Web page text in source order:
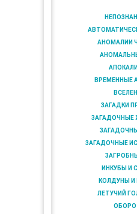
АНОМАЛИИ
ВРЕМЕННЫЕ
ЗАГАДКИ
ЗАГАДОЧНЫЕ
ЗАГАДОЧНЫЕ
ИНКУБЫ И
КОЛДУНЫ И
ЛЕТУЧИЙ